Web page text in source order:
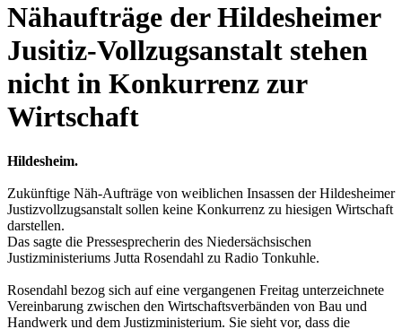
Nähaufträge der Hildesheimer
Jusitiz-Vollzugsanstalt stehen
nicht in Konkurrenz zur
Wirtschaft
Hildesheim.
Zukünftige Näh-Aufträge von weiblichen Insassen der Hildesheimer
Justizvollzugsanstalt sollen keine Konkurrenz zu hiesigen Wirtschaft
darstellen.
Das sagte die Pressesprecherin des Niedersächsischen
Justizministeriums Jutta Rosendahl zu Radio Tonkuhle.
Rosendahl bezog sich auf eine vergangenen Freitag unterzeichnete
Vereinbarung zwischen den Wirtschaftsverbänden von Bau und
Handwerk und dem Justizministerium. Sie sieht vor, dass die